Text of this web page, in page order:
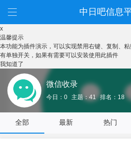
中日吧信息
x
温馨提示
本功能为插件演示，可以实现禁用右键、复制、
有单独开关，如果有需要可以安装使用此插件
我知道了
微信收录
今日：0 主题：41 排名：18
全部 最新 热门